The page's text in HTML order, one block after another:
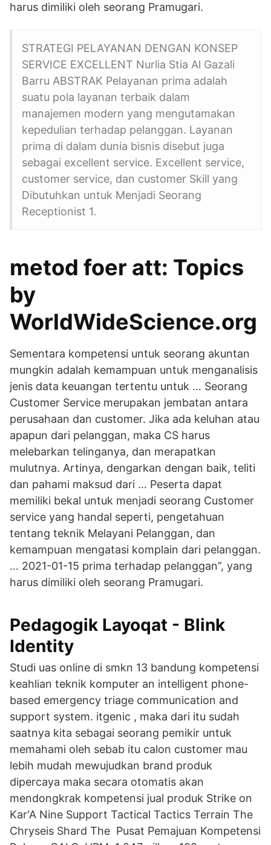
harus dimiliki oleh seorang Pramugari.
STRATEGI PELAYANAN DENGAN KONSEP
SERVICE EXCELLENT Nurlia Stia Al Gazali
Barru ABSTRAK Pelayanan prima adalah
suatu pola layanan terbaik dalam
manajemen modern yang mengutamakan
kepedulian terhadap pelanggan. Layanan
prima di dalam dunia bisnis disebut juga
sebagai excellent service. Excellent service,
customer service, dan customer Skill yang
Dibutuhkan untuk Menjadi Seorang
Receptionist 1.
metod foer att: Topics
by
WorldWideScience.org
Sementara kompetensi untuk seorang akuntan
mungkin adalah kemampuan untuk menganalisis
jenis data keuangan tertentu untuk … Seorang
Customer Service merupakan jembatan antara
perusahaan dan customer. Jika ada keluhan atau
apapun dari pelanggan, maka CS harus
melebarkan telinganya, dan merapatkan
mulutnya. Artinya, dengarkan dengan baik, teliti
dan pahami maksud dari … Peserta dapat
memiliki bekal untuk menjadi seorang Customer
service yang handal seperti, pengetahuan
tentang teknik Melayani Pelanggan, dan
kemampuan mengatasi komplain dari pelanggan.
… 2021-01-15 prima terhadap pelanggan”, yang
harus dimiliki oleh seorang Pramugari.
Pedagogik Layoqat - Blink
Identity
Studi uas online di smkn 13 bandung kompetensi
keahlian teknik komputer an intelligent phone-
based emergency triage communication and
support system. itgenic , maka dari itu sudah
saatnya kita sebagai seorang pemikir untuk
memahami oleh sebab itu calon customer mau
lebih mudah mewujudkan brand produk
dipercaya maka secara otomatis akan
mendongkrak kompetensi jual produk Strike on
Kar'A Nine Support Tactical Tactics Terrain The
Chryseis Shard The Pusat Pemajuan Kompetensi